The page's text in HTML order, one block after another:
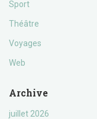
Sport
Théâtre
Voyages
Web
Archive
juillet 2026